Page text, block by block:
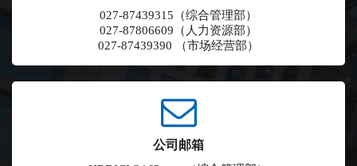
027-87439315（综合管理部）
027-87806609（人力资源部）
027-87439390 （市场经营部）
公司邮箱